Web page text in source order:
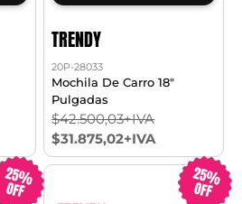
TRENDY
20P-28033
Mochila De Carro 18"
Pulgadas
$42.500,03+IVA
$31.875,02+IVA
25%
OFF
25%
OFF